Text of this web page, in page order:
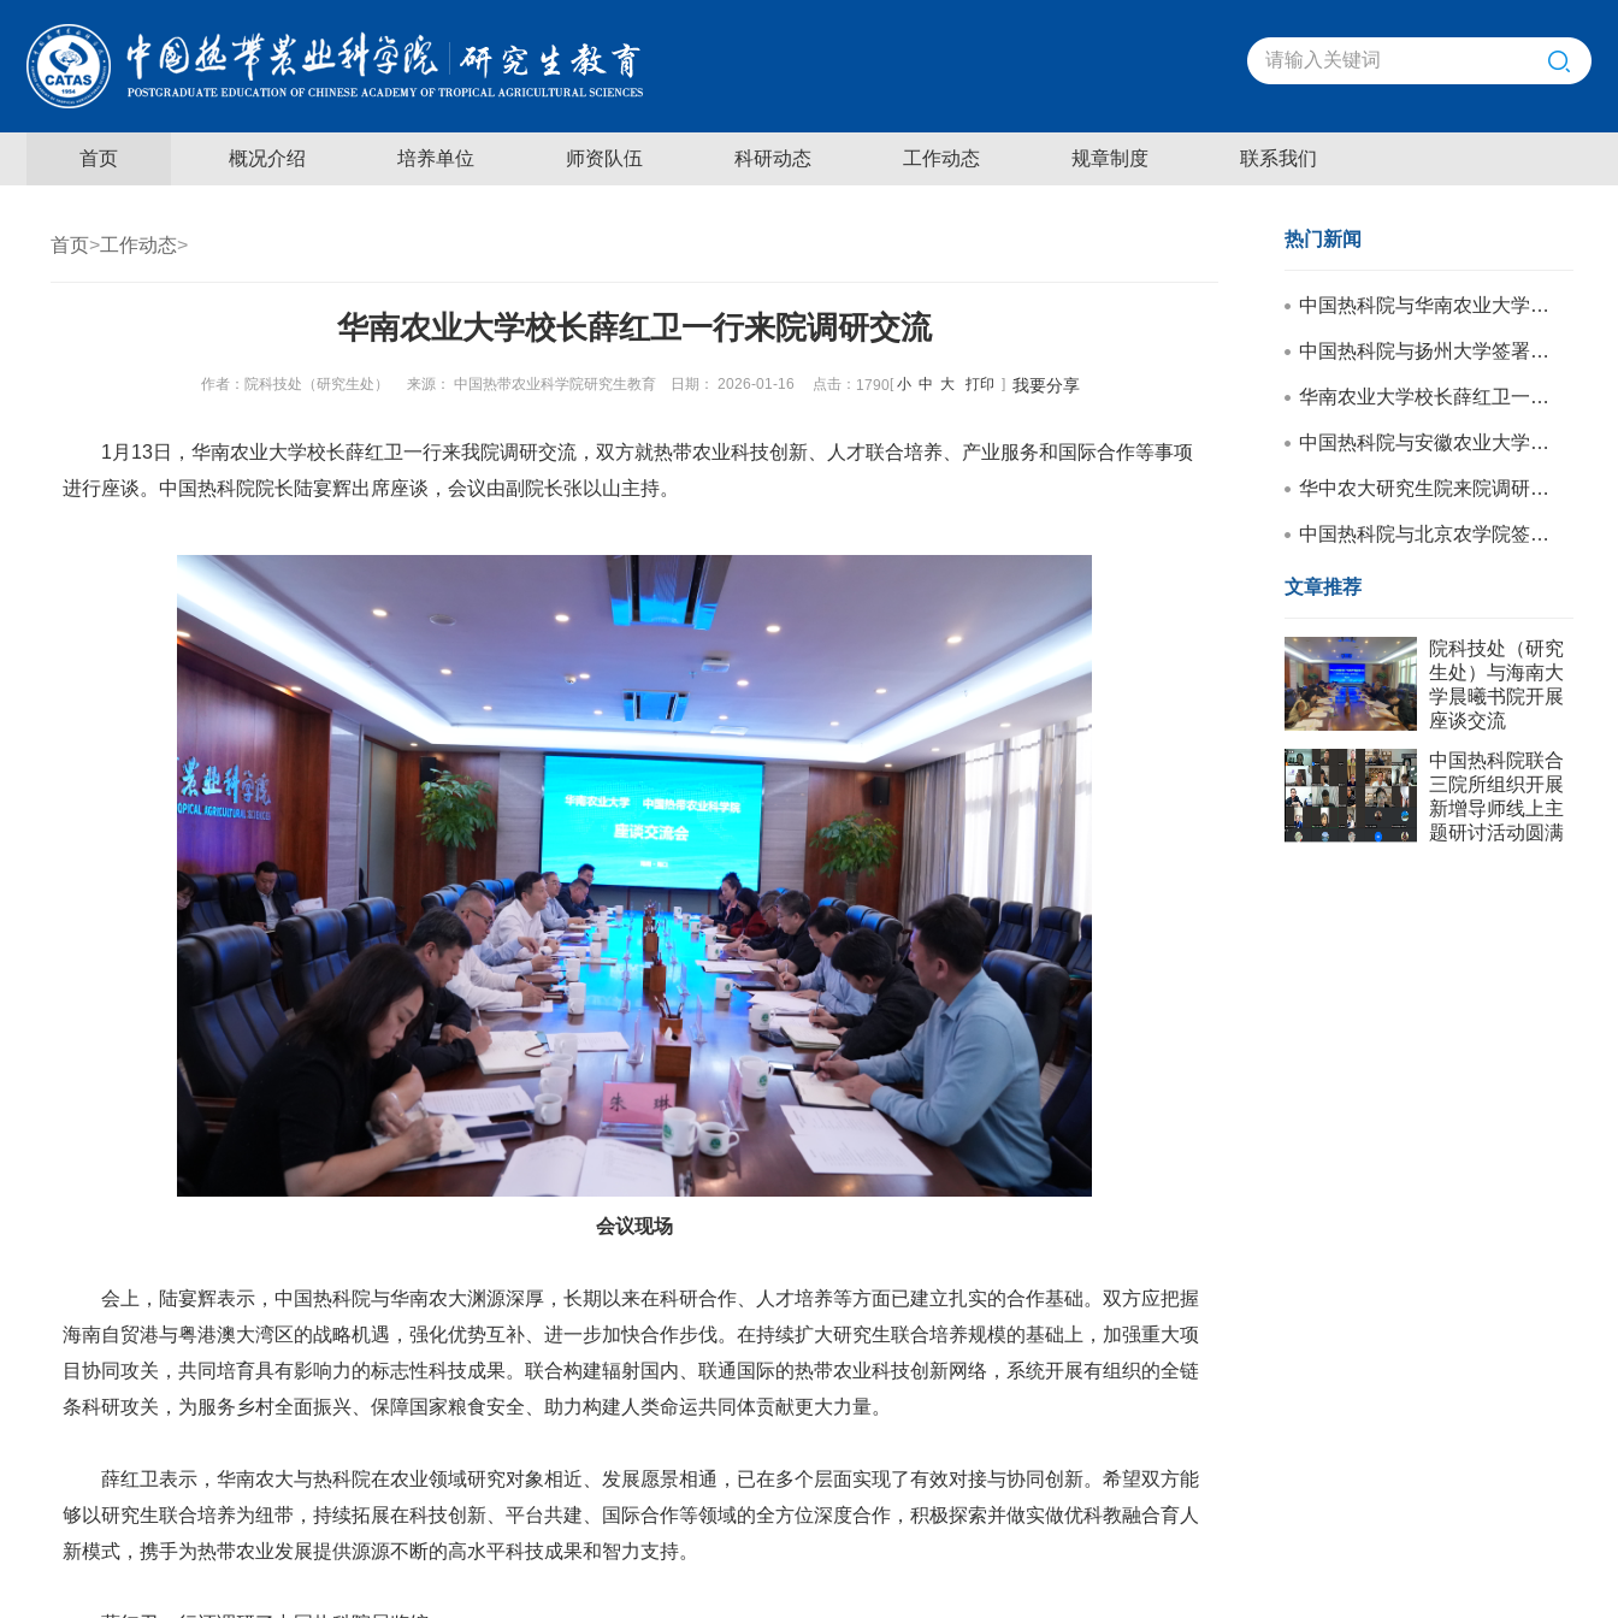
首页 概况介绍 培养单位 师资队伍 科研动态 工作动态 规章制度 联系我们
热门新闻
中国热科院与华南农业大学签署合作框架协议
中国热科院与扬州大学签署合作框架协议
华南农业大学校长薛红卫一行来院调研交流
中国热科院与安徽农业大学签署合作框架协议
华中农大研究生院来院调研交流
中国热科院与北京农学院签署战略合作框架协议
文章推荐
院科技处（研究
生处）与海南大
学晨曦书院开展
座谈交流
中国热科院联合
三院所组织开展
新增导师线上主
题研讨活动圆满
首页>工作动态>
华南农业大学校长薛红卫一行来院调研交流
作者： 院科技处（研究生处） 来源： 中国热带农业科学院研究生教育日期： 2026-01-16 点击： 1790 [ 小 中 大 打印 ] 我要分享
1月13日，华南农业大学校长薛红卫一行来我院调研交流，双方就热带农业科技创新、人才联合培养、产业服务和国际合作等事项
进行座谈。中国热科院院长陆宴辉出席座谈，会议由副院长张以山主持。
会议现场
会上，陆宴辉表示，中国热科院与华南农大渊源深厚，长期以来在科研合作、人才培养等方面已建立扎实的合作基础。双方应把握
海南自贸港与粤港澳大湾区的战略机遇，强化优势互补、进一步加快合作步伐。在持续扩大研究生联合培养规模的基础上，加强重大项
目协同攻关，共同培育具有影响力的标志性科技成果。联合构建辐射国内、联通国际的热带农业科技创新网络，系统开展有组织的全链
条科研攻关，为服务乡村全面振兴、保障国家粮食安全、助力构建人类命运共同体贡献更大力量。
薛红卫表示，华南农大与热科院在农业领域研究对象相近、发展愿景相通，已在多个层面实现了有效对接与协同创新。希望双方能
够以研究生联合培养为纽带，持续拓展在科技创新、平台共建、国际合作等领域的全方位深度合作，积极探索并做实做优科教融合育人
新模式，携手为热带农业发展提供源源不断的高水平科技成果和智力支持。